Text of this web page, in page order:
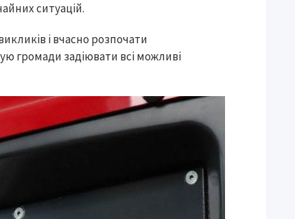
ситуацій.
і вчасно розпочати
громади задіювати всі можливі